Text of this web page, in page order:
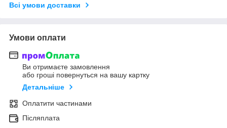
Всі умови доставки
Умови оплати
Ви отримаєте замовлення
або гроші повернуться на вашу картку
Детальніше
Оплатити частинами
Післяплата